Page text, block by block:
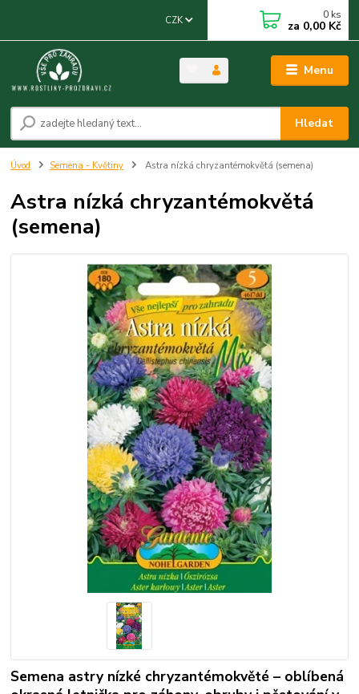
Menu
CZK
Hledat
0 ks
za 0,00 Kč
Úvod Semena - Květiny Astra nízká chryzantémokvětá (semena)
Astra nízká chryzantémokvětá
(semena)
Semena astry nízké chryzantémokvěté – oblíbená